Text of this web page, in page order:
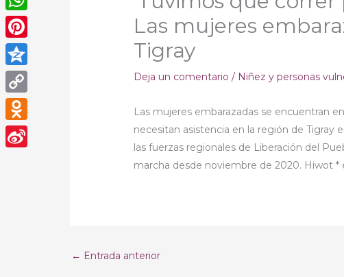
Las mujeres
Tigray
Deja un comentario / Niñez y personas
Las mujeres embarazadas se encuentran
necesitan asistencia en la región de Tigray
las fuerzas regionales de Liberación del
marcha desde noviembre de 2020. Hiwot *
← Entrada anterior
WhatsApp
Pinterest
Qzone
Copy
Link
Odnoklassniki